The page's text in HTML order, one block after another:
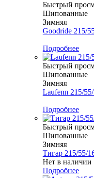
Быстрый
Шипованные
Зимняя
Goodride 215/
Подробнее
Быстрый
Шипованные
Зимняя
Laufenn 215/
Подробнее
Быстрый
Шипованные
Зимняя
Тигар 215/55/
Нет в наличии
Подробнее